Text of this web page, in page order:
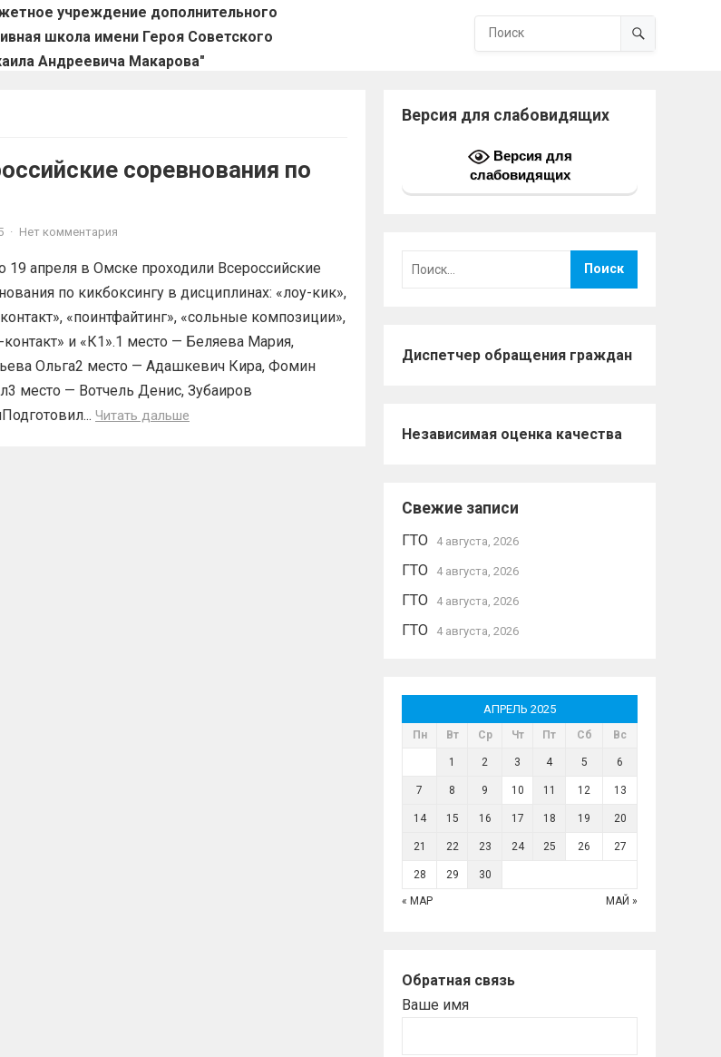
учреждение дополнительного
школа имени Героя Советского
Андреевича Макарова"
соревнования по
· Нет комментария
19 апреля в Омске проходили Всероссийские
по кикбоксингу в дисциплинах: «лоу-кик»,
«поинтфайтинг», «сольные композиции»,
и «К1».1 место — Беляева Мария,
Ольга2 место — Адашкевич Кира, Фомин
место — Вотчель Денис, Зубаиров
Читать дальше
Версия для слабовидящих
Версия для
слабовидящих
Диспетчер обращения граждан
Независимая оценка качества
Свежие записи
ГТО 4 августа, 2026
ГТО 4 августа, 2026
ГТО 4 августа, 2026
ГТО 4 августа, 2026
АПРЕЛЬ 2025
Пн Вт Ср Чт Пт Сб Вс
1 2 3 4 5 6
7 8 9 10 11 12 13
14 15 16 17 18 19 20
21 22 23 24 25 26 27
28 29 30
« МАР МАЙ »
Обратная связь
Ваше имя